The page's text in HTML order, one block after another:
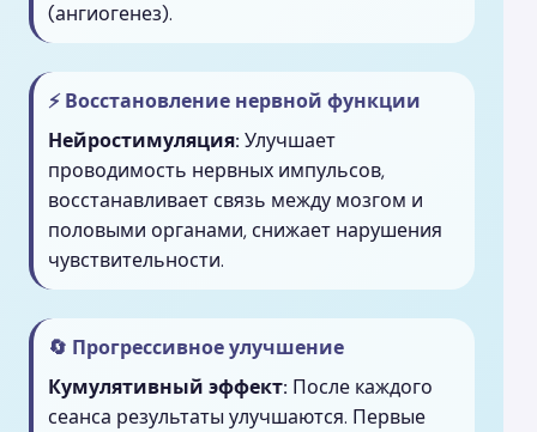
(ангиогенез).
⚡ Восстановление нервной функции
Нейростимуляция: Улучшает
проводимость нервных импульсов,
восстанавливает связь между мозгом и
половыми органами, снижает нарушения
чувствительности.
🔄 Прогрессивное улучшение
Кумулятивный эффект: После каждого
сеанса результаты улучшаются. Первые